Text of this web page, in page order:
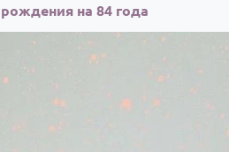
на 84 года